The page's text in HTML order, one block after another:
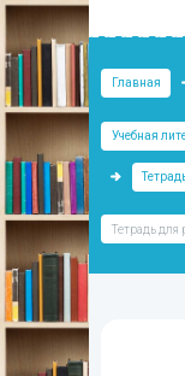
Главная
Учебная
Тетрадь